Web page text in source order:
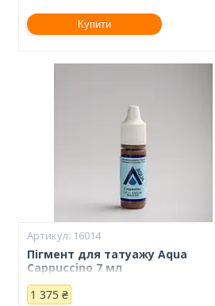
Купити
16014
Пігмент для татуажу Aqua
Cappuccino 7 мл
1 375 ₴